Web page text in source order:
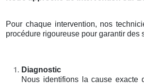
Pour chaque intervention, nos
procédure rigoureuse pour garantir des
Diagnostic
Nous identifions la cause exacte